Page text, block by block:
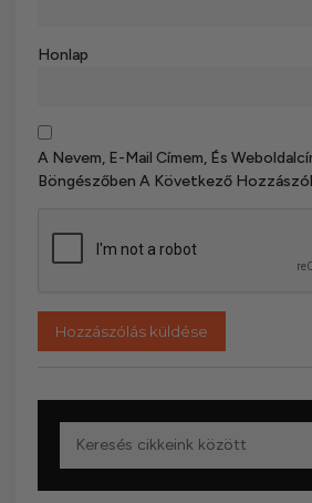
Honlap
A Nevem, E-Mail Címem, És
Böngészőben A Következő